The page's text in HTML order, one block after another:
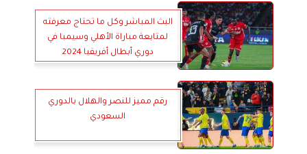
البث المباشر وكل ما تحتاج معرفته
لمتابعة مباراة الأهلي وسيمبا في
دوري أبطال أفريقيا 2024
رقم مميز للنصر والهلال بالدوري
السعودي